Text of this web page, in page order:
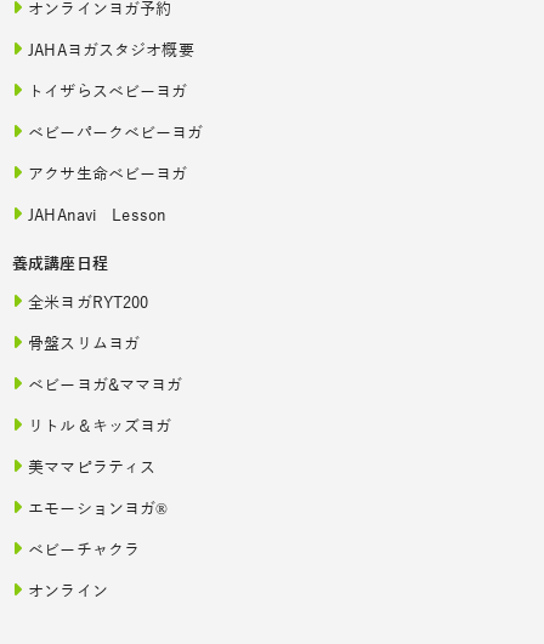
オンラインヨガ予約
JAHAヨガスタジオ概要
トイザらスベビーヨガ
ベビーパークベビーヨガ
アクサ生命ベビーヨガ
JAHAnavi Lesson
養成講座日程
全米ヨガRYT200
骨盤スリムヨガ
ベビーヨガ&ママヨガ
リトル＆キッズヨガ
美ママピラティス
エモーションヨガ®
ベビーチャクラ
オンライン